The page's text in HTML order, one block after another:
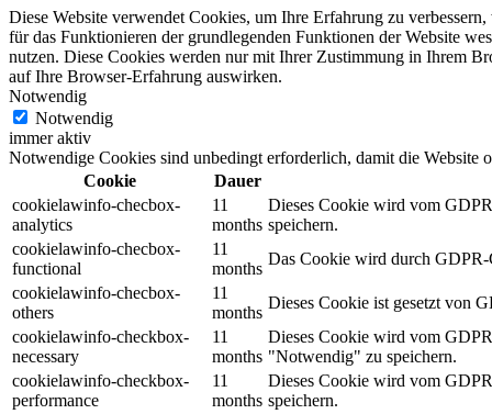
Diese Website verwendet Cookies, um Ihre Erfahrung zu
für das Funktionieren der grundlegenden Funktionen der Website
nutzen. Diese Cookies werden nur mit Ihrer Zustimmung in Ihrem
auf Ihre Browser-Erfahrung auswirken.
Notwendig
Notwendig
immer aktiv
Notwendige Cookies sind unbedingt erforderlich, damit die Website
Cookie
Dauer
cookielawinfo-checbox-
analytics
11
months
Dieses Cookie wird vom
speichern.
cookielawinfo-checbox-
functional
11
months
Das Cookie wird durch
cookielawinfo-checbox-
others
11
months
Dieses Cookie ist gesetzt von
cookielawinfo-checkbox-
necessary
11
months
Dieses Cookie wird vom
"Notwendig" zu speichern.
cookielawinfo-checkbox-
performance
11
months
Dieses Cookie wird vom
speichern.